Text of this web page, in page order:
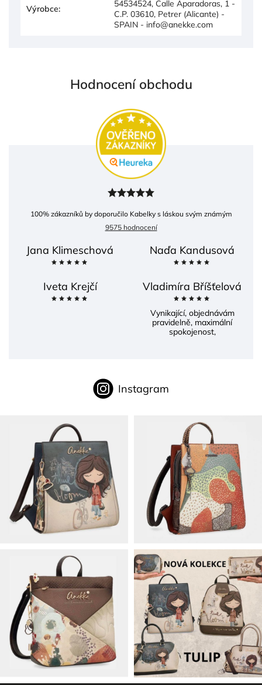
Výrobce:
54534524, Calle Aparadoras, 1 -
C.P. 03610, Petrer (Alicante) -
SPAIN - info@anekke.com
Hodnocení obchodu
100% zákazníků by doporučilo Kabelky s láskou svým známým
9575 hodnocení
Jana Klimeschová Naďa Kandusová
Iveta Krejčí Vladimíra Bříšťelová
Vynikající, objednávám
pravidelně, maximální
spokojenost,
Instagram